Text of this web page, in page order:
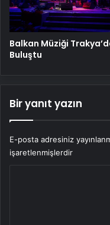
Balkan Müziği
Buluştu
Bir yanıt yazın
E-posta adresiniz
işaretlenmişlerdir